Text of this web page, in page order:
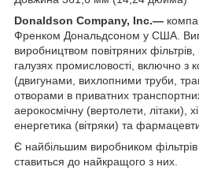
Donaldson Company, Inc.—
Френком Дональдсоном у США.
виробництвом повітряних
галузях промисловості, включно
(двигунами, вихлопними труби,
отворами в приватних
аерокосмічну (вертолети, літаки),
енергетика (вітряки) та
Є найбільшим виробником фільтрів
ставиться до найкращого з них.